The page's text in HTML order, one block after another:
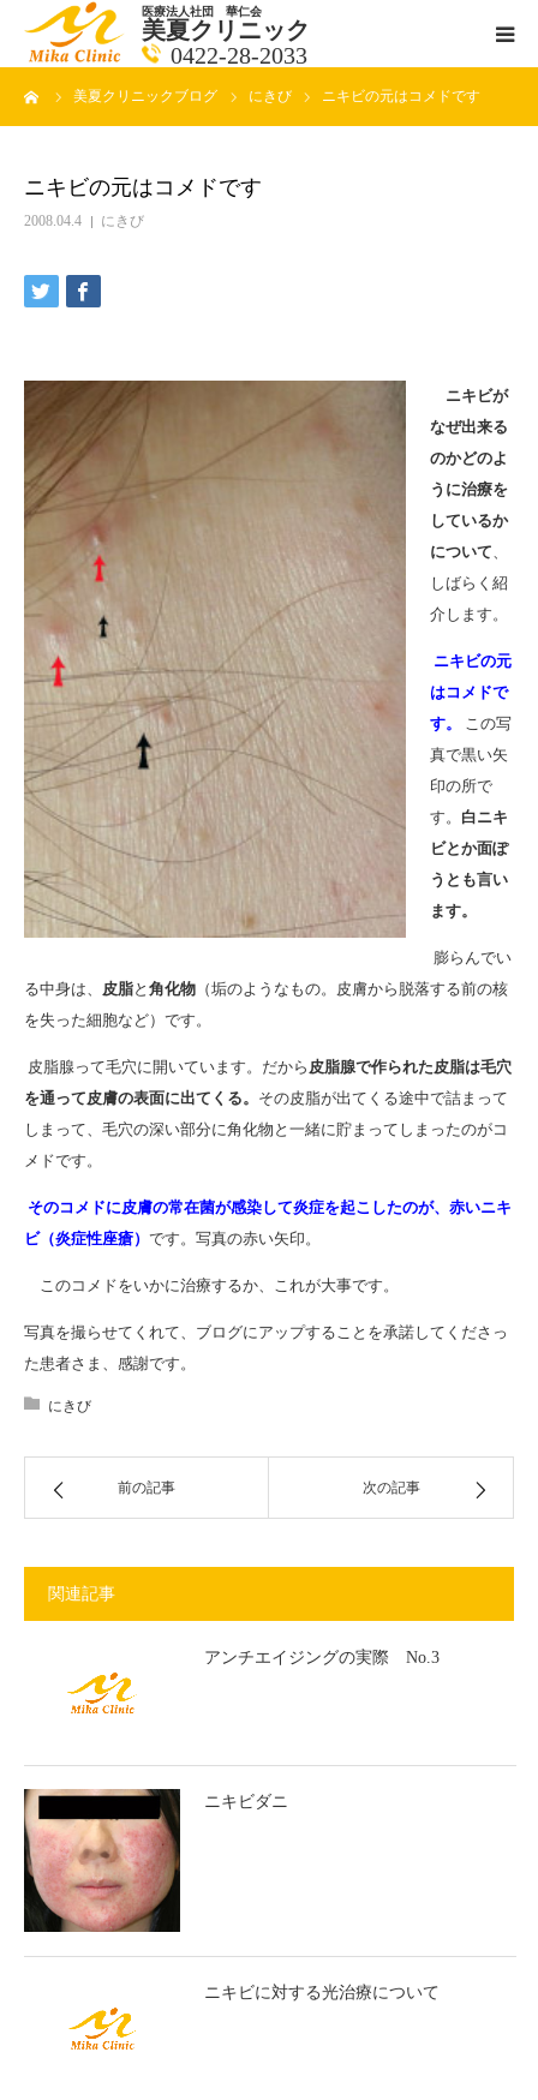
医療法人社団 華仁会
美夏クリニック
0422-28-2033
美夏クリニックブログ にきび ニキビの元はコメドです
ニキビの元はコメドです
2008.04.4 にきび
ニキビが
なぜ出来る
のかどのよ
うに治療を
しているか
について、
しばらく紹
介します。
ニキビの元
はコメドで
す。
この写
真で黒い矢
印の所で
す。 白ニキ
ビとか面ぽ
うとも言い
ます。
膨らんでい
る中身は、 皮脂と 角化物 （垢のようなもの。皮膚から脱落する前の核
を失った細胞など）です。
皮脂腺って毛穴に開いています。だから 皮脂腺で作られた皮脂は毛穴
を通って皮膚の表面に出てくる。 その皮脂が出てくる途中で詰まって
しまって、毛穴の深い部分に角化物と一緒に貯まってしまったのがコ
メドです。
そのコメドに皮膚の常在菌が感染して炎症を起こしたのが、赤いニキ
ビ（炎症性座瘡） です。写真の赤い矢印。
このコメドをいかに治療するか、これが大事です。
写真を撮らせてくれて、ブログにアップすることを承諾してくださっ
た患者さま、感謝です。
にきび
前の記事 次の記事
関連記事
アンチエイジングの実際 No.3
ニキビダニ
ニキビに対する光治療について
医師紹介
アクセス
ブログ一覧ページ
料金一覧 new